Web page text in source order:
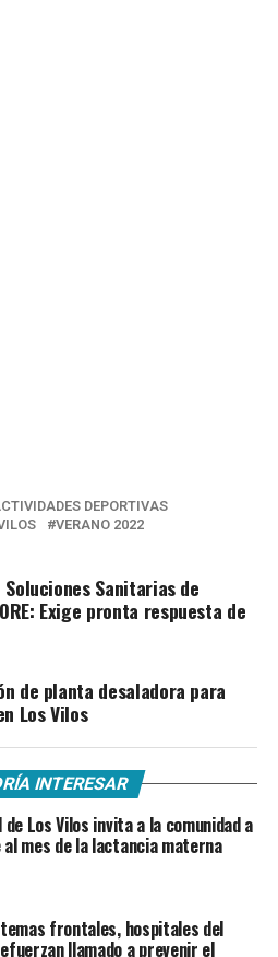
DEPORTIVAS
VERANO 2022
Sanitarias de
Exige pronta respuesta de
de planta desaladora para
Los Vilos
INTERESAR
Los Vilos invita a la comunidad a
mes de la lactancia materna
frontales, hospitales del
llamado a prevenir el